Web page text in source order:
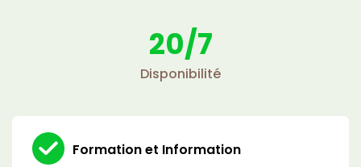
24/7
Disponibilité
Formation et Information